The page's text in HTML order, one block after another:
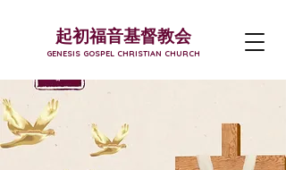
起初福音基督教会
GENESIS GOSPEL CHRISTIAN CHURCH